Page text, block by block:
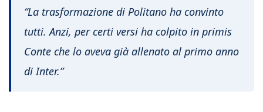
“La trasformazione di Politano ha convinto
tutti. Anzi, per certi versi ha colpito in primis
Conte che lo aveva già allenato al primo anno
di Inter.”